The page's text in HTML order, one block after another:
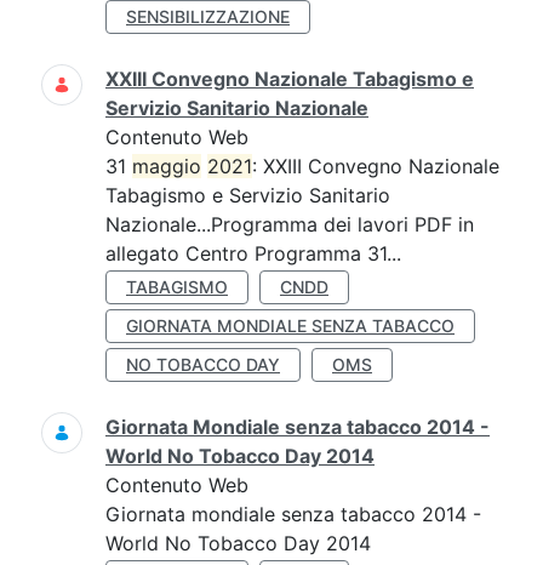
SENSIBILIZZAZIONE
XXIII Convegno Nazionale Tabagismo e
Servizio Sanitario Nazionale
Contenuto Web
31 maggio 2021: XXIII Convegno Nazionale
Tabagismo e Servizio Sanitario
Nazionale...Programma dei lavori PDF in
allegato Centro Programma 31...
TABAGISMO
CNDD
GIORNATA MONDIALE SENZA TABACCO
NO TOBACCO DAY
OMS
Giornata Mondiale senza tabacco 2014 -
World No Tobacco Day 2014
Contenuto Web
Giornata mondiale senza tabacco 2014 -
World No Tobacco Day 2014